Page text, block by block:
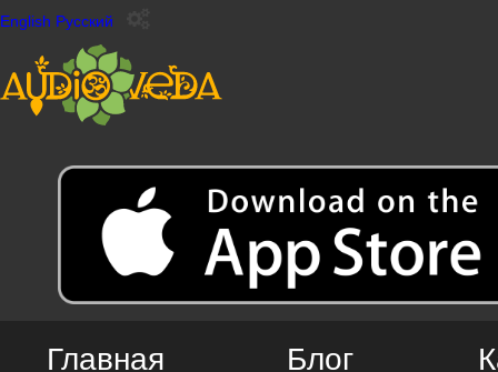
English Русский
Главная Блог